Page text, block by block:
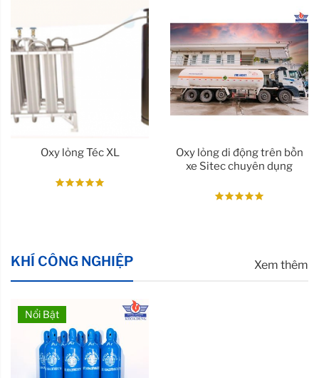
Oxy lỏng Téc XL
Oxy lỏng di động trên bồn
xe Sitec chuyên dụng
KHÍ CÔNG NGHIỆP Xem thêm
Nổi Bật